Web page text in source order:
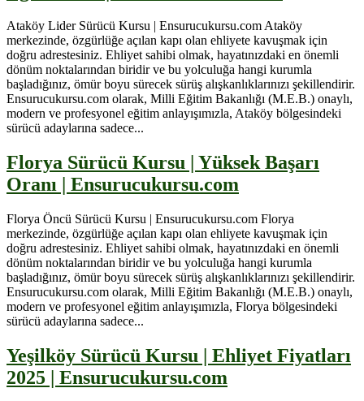
Ataköy Lider Sürücü Kursu | Ensurucukursu.com Ataköy
merkezinde, özgürlüğe açılan kapı olan ehliyete kavuşmak için
doğru adrestesiniz. Ehliyet sahibi olmak, hayatınızdaki en önemli
dönüm noktalarından biridir ve bu yolculuğa hangi kurumla
başladığınız, ömür boyu sürecek sürüş alışkanlıklarınızı şekillendirir.
Ensurucukursu.com olarak, Milli Eğitim Bakanlığı (M.E.B.) onaylı,
modern ve profesyonel eğitim anlayışımızla, Ataköy bölgesindeki
sürücü adaylarına sadece...
Florya Sürücü Kursu | Yüksek Başarı
Oranı | Ensurucukursu.com
Florya Öncü Sürücü Kursu | Ensurucukursu.com Florya
merkezinde, özgürlüğe açılan kapı olan ehliyete kavuşmak için
doğru adrestesiniz. Ehliyet sahibi olmak, hayatınızdaki en önemli
dönüm noktalarından biridir ve bu yolculuğa hangi kurumla
başladığınız, ömür boyu sürecek sürüş alışkanlıklarınızı şekillendirir.
Ensurucukursu.com olarak, Milli Eğitim Bakanlığı (M.E.B.) onaylı,
modern ve profesyonel eğitim anlayışımızla, Florya bölgesindeki
sürücü adaylarına sadece...
Yeşilköy Sürücü Kursu | Ehliyet Fiyatları
2025 | Ensurucukursu.com